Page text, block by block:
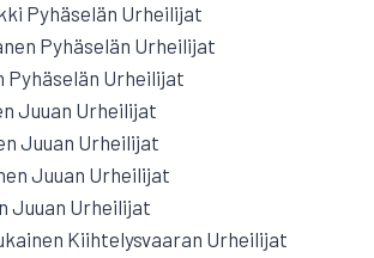
Pyhäselän Urheilijat
Pyhäselän Urheilijat
Pyhäselän Urheilijat
Juuan Urheilijat
Juuan Urheilijat
Juuan Urheilijat
Juuan Urheilijat
Kiihtelysvaaran Urheilijat